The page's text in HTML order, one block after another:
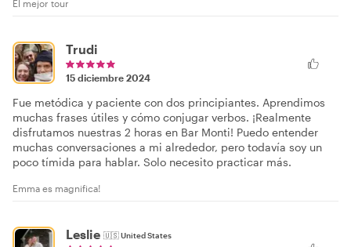
El mejor tour
Trudi
15 diciembre 2024
Fue metódica y paciente con dos principiantes. Aprendimos
muchas frases útiles y cómo conjugar verbos. ¡Realmente
disfrutamos nuestras 2 horas en Bar Monti! Puedo entender
muchas conversaciones a mi alrededor, pero todavía soy un
poco tímida para hablar. Solo necesito practicar más.
Emma es magnifica!
Leslie 🇺🇸United States